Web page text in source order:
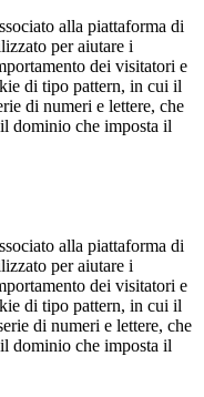
alla piattaforma di
per aiutare i
dei visitatori e
di tipo pattern, in cui il
di numeri e lettere, che
dominio che imposta il
alla piattaforma di
per aiutare i
dei visitatori e
di tipo pattern, in cui il
di numeri e lettere, che
dominio che imposta il